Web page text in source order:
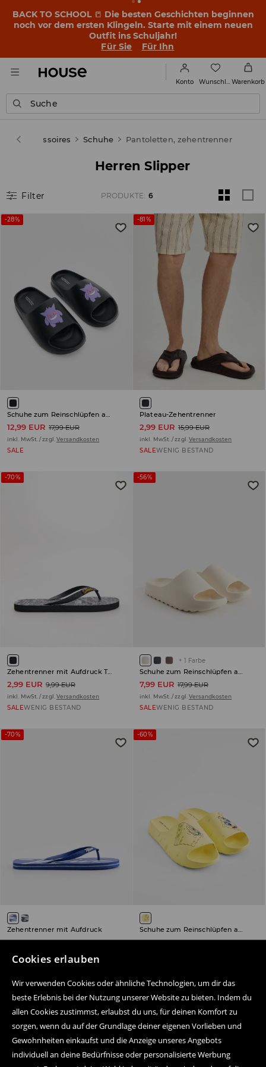
Cookies erlauben
Wir verwenden Cookies oder ähnliche Technologien, um dir das
beste Erlebnis bei der Nutzung unserer Website zu bieten. Indem du
allen Cookies zustimmst, erlaubst du uns, für deinen Komfort zu
sorgen, wenn du auf der Grundlage deiner eigenen Vorlieben und
Gewohnheiten einkaufst und die Anzeige unseres Angebots
individuell an deine Bedürfnisse oder personalisierte Werbung
BACK TO SCHOOL 📒 Die besten Geschichten beginnen
noch vor dem ersten Klingeln. Starte mit einem neuen
Outfit ins Schuljahr!
Für Sie
Für Ihn
Konto Warenkorb
Suche
& Accessoires Schuhe Pantoletten, zehentrenner
Herren Slipper
Filter PRODUKTE: 6
-28%
12,99 EUR 17,99 EUR
inkl. MwSt. / zzgl. Versandkosten
SALE
-81%
Plateau-Zehentrenner
2,99 EUR 15,99 EUR
inkl. MwSt. / zzgl. Versandkosten
SALEWENIG BESTAND
-70%
Zehentrenner mit Aufdruck The Simpsons
2,99 EUR 9,99 EUR
inkl. MwSt. / zzgl. Versandkosten
SALEWENIG BESTAND
-56%
+ 1 Farbe
Schuhe zum Reinschlüpfen aus Schaumstoff
7,99 EUR 17,99 EUR
inkl. MwSt. / zzgl. Versandkosten
SALEWENIG BESTAND
-70%
Zehentrenner mit Aufdruck
2,99 EUR 9,99 EUR
inkl. MwSt. / zzgl. Versandkosten
SALE WENIG BESTAND
-60%
7,99 EUR 19,99 EUR
Folge uns auf: